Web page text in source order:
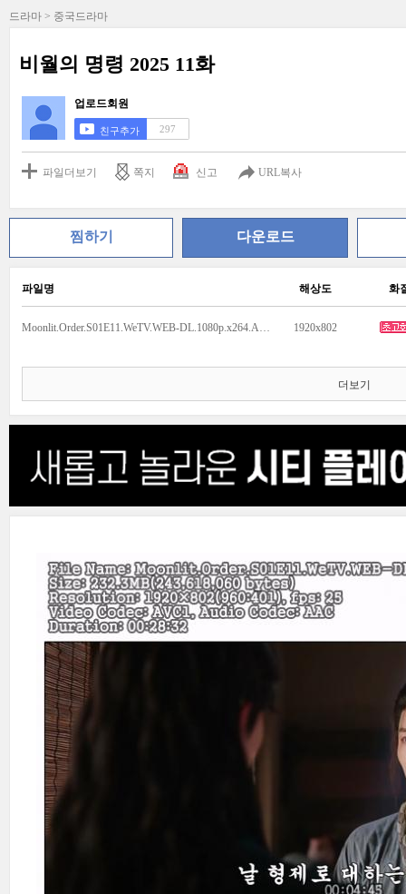
드라마 > 중국드라마
비월의 명령 2025 11화
업로드회원
친구추가 297
파일더보기 쪽지 신고 URL복사
찜하기 다운로드
파일명 해상도 화
Moonlit.Order.S01E11.WeTV.WEB-DL.1080p.x264.AAC.mkv 1920x802
더보기